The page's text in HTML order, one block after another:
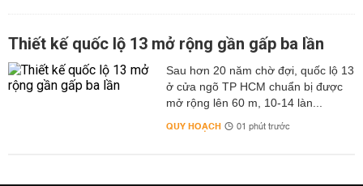
Thiết kế quốc lộ 13 mở rộng gần gấp ba lần
Sau hơn 20 năm chờ đợi, quốc lộ 13
ở cửa ngõ TP HCM chuẩn bị được
mở rộng lên 60 m, 10-14 làn...
QUY HOẠCH 01 phút trước